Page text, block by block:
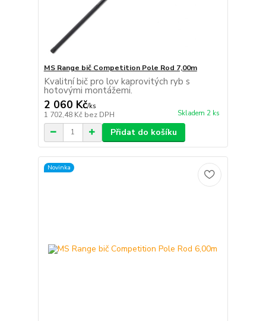
MS Range bič Competition Pole Rod 7,00m
Kvalitní bič pro lov kaprovitých ryb s
hotovými montážemi.
2 060 Kč/ks
1 702,48 Kč bez DPH Skladem 2 ks
Přidat do košíku
Novinka